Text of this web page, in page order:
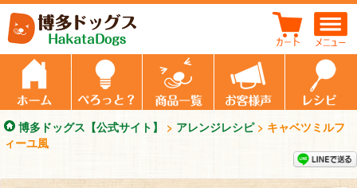
ホーム ぺろっと元気ごはん商品一覧 飼い主さん
博多ドッグス【公式サイト】 > アレンジレシピ> キャベツミルフ
ィーユ風